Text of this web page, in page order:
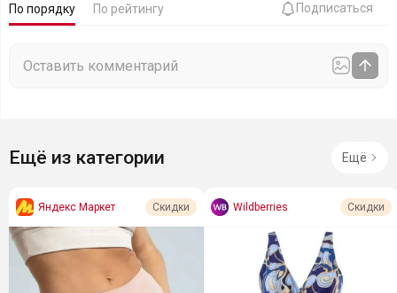
По порядку По рейтингу Подписаться
Ещё из категории Ещё
Яндекс Маркет Скидки Wildberries Скидки